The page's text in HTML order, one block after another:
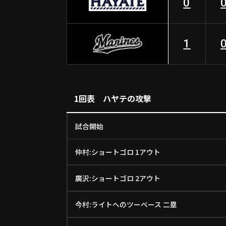
1 0
1回表 ハヤテの攻撃
試合開始
仲村:ショートゴロ 1アウト
廣沢:ショートゴロ 2アウト
今村:ライトへのツーベース 二塁